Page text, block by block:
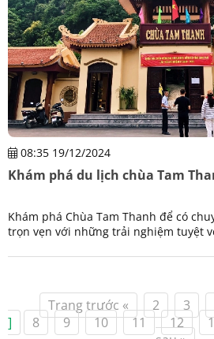
08:35 19/12/2024
Khám phá du lịch chùa Tam
Khám phá Chùa Tam Thanh để có
trọn vẹn với những trải nghiệm tuyệt
Trang trước « 2 3
]
8 9 10 11 12